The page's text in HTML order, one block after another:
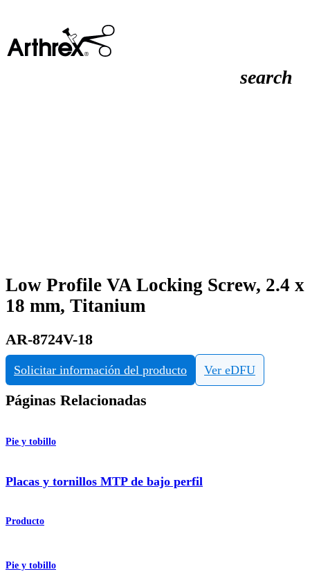
search
Low Profile VA Locking Screw, 2.4 x
18 mm, Titanium
AR-8724V-18
Solicitar información del producto Ver eDFU
Páginas Relacionadas
Pie y tobillo
Placas y tornillos MTP de bajo perfil
Producto
Pie y tobillo